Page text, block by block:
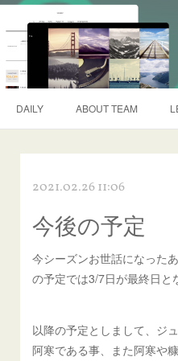
DAILY ABOUT TEAM
2021.02.26 11:06
今後の予定
今シーズンお世話になった
の予定では3/7日が最終日と
以降の予定としまして、ジ
阿寒である事、また阿寒や